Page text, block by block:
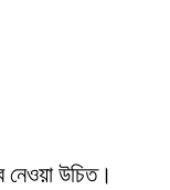
নেওয়া উচিত।